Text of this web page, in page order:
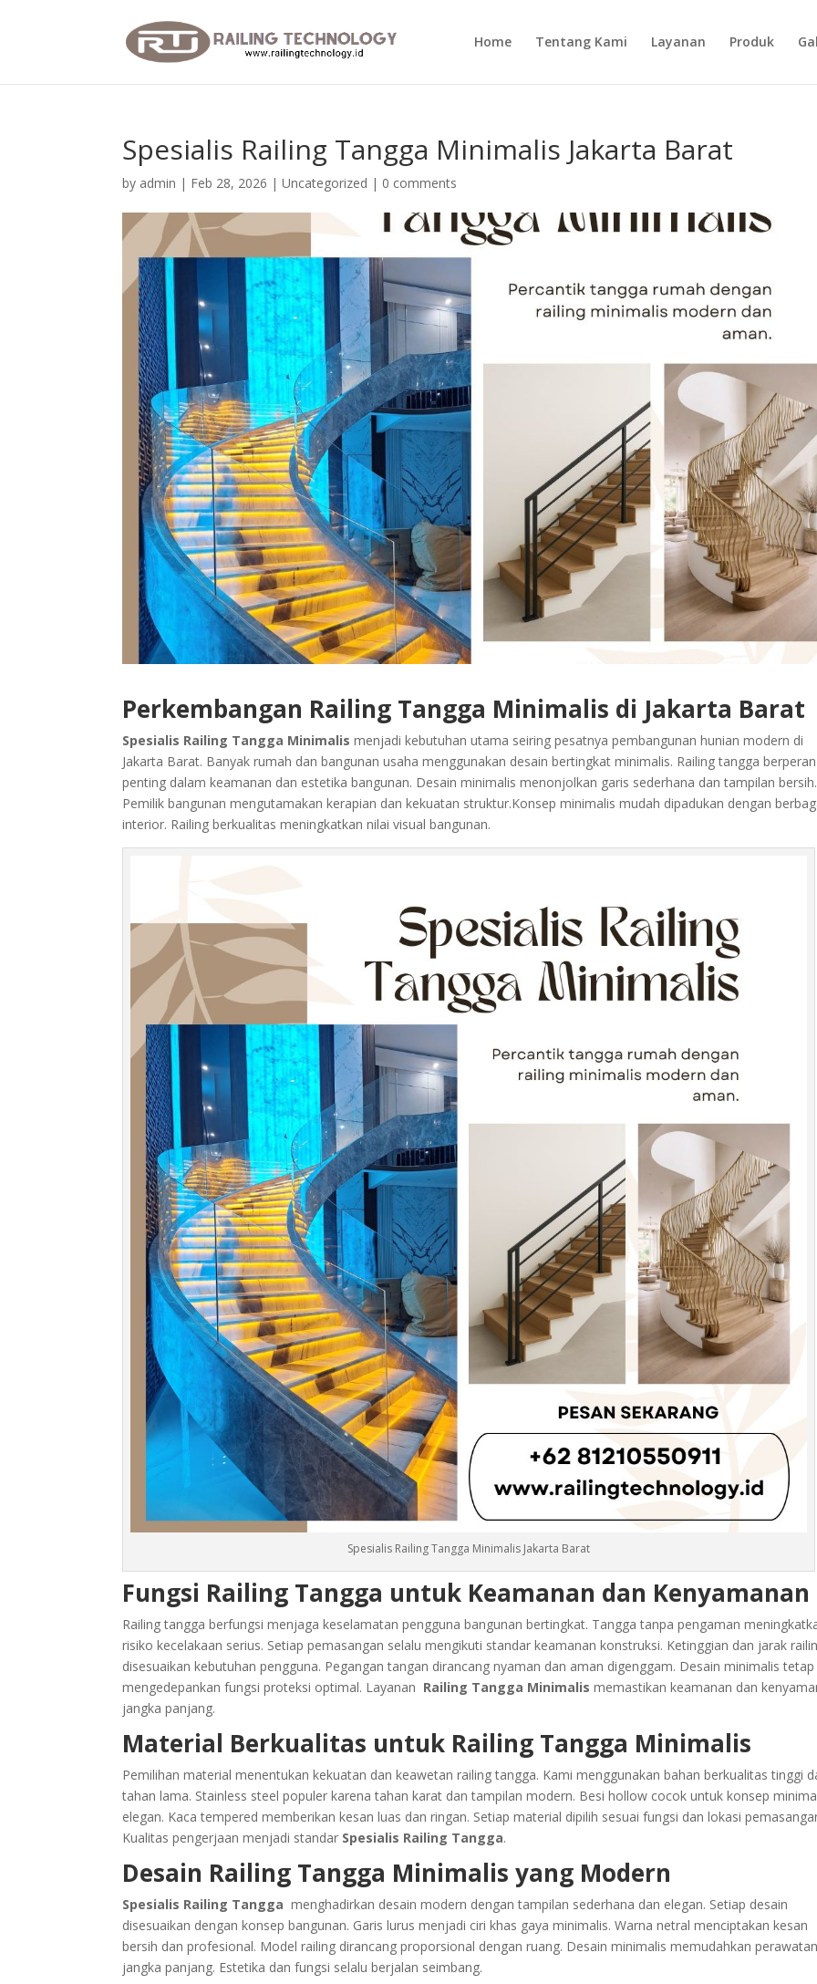
Home Tentang Kami Layanan Produk
Spesialis Railing Tangga Minimalis Jakarta Barat
by admin | Feb 28, 2026 |Uncategorized | 0 comments
Perkembangan Railing Tangga Minimalis di Jakarta Barat
Spesialis Railing Tangga Minimalis menjadi kebutuhan utama seiring pesatnya pembangunan hunian modern di
Jakarta Barat. Banyak rumah dan bangunan usaha menggunakan desain bertingkat minimalis. Railing tangga berperan
penting dalam keamanan dan estetika bangunan. Desain minimalis menonjolkan garis sederhana dan tampilan bersih.
Pemilik bangunan mengutamakan kerapian dan kekuatan struktur.Konsep minimalis mudah dipadukan dengan
interior. Railing berkualitas meningkatkan nilai visual bangunan.
Spesialis Railing Tangga Minimalis Jakarta Barat
Fungsi Railing Tangga untuk Keamanan dan Kenyamanan
Railing tangga berfungsi menjaga keselamatan pengguna bangunan bertingkat. Tangga tanpa pengaman
risiko kecelakaan serius. Setiap pemasangan selalu mengikuti standar keamanan konstruksi. Ketinggian dan jarak
disesuaikan kebutuhan pengguna. Pegangan tangan dirancang nyaman dan aman digenggam. Desain minimalis tetap
mengedepankan fungsi proteksi optimal. Layanan Railing Tangga Minimalis memastikan keamanan dan
jangka panjang.
Material Berkualitas untuk Railing Tangga Minimalis
Pemilihan material menentukan kekuatan dan keawetan railing tangga. Kami menggunakan bahan berkualitas tinggi
tahan lama. Stainless steel populer karena tahan karat dan tampilan modern. Besi hollow cocok untuk konsep
elegan. Kaca tempered memberikan kesan luas dan ringan. Setiap material dipilih sesuai fungsi dan lokasi
Kualitas pengerjaan menjadi standar Spesialis Railing Tangga.
Desain Railing Tangga Minimalis yang Modern
Spesialis Railing Tangga menghadirkan desain modern dengan tampilan sederhana dan elegan. Setiap desain
disesuaikan dengan konsep bangunan. Garis lurus menjadi ciri khas gaya minimalis. Warna netral menciptakan kesan
bersih dan profesional. Model railing dirancang proporsional dengan ruang. Desain minimalis memudahkan
jangka panjang. Estetika dan fungsi selalu berjalan seimbang.